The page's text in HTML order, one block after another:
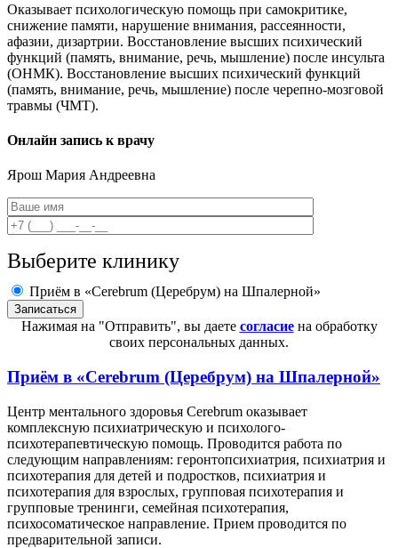
Оказывает психологическую помощь при самокритике,
снижение памяти, нарушение внимания, рассеянности,
афазии, дизартрии. Восстановление высших психический
функций (память, внимание, речь, мышление) после инсульта
(ОНМК). Восстановление высших психический функций
(память, внимание, речь, мышление) после черепно-мозговой
травмы (ЧМТ).
Онлайн запись к врачу
Ярош Мария Андреевна
Выберите клинику
Приём в «Cerebrum (Церебрум) на Шпалерной»
Нажимая на "Отправить", вы даете согласиена обработку
своих персональных данных.
Приём в «Cerebrum (Церебрум) на Шпалерной»
Центр ментального здоровья Cerebrum оказывает
комплексную психиатрическую и психолого-
психотерапевтическую помощь. Проводится работа по
следующим направлениям: геронтопсихиатрия, психиатрия и
психотерапия для детей и подростков, психиатрия и
психотерапия для взрослых, групповая психотерапия и
групповые тренинги, семейная психотерапия,
психосоматическое направление. Прием проводится по
предварительной записи.